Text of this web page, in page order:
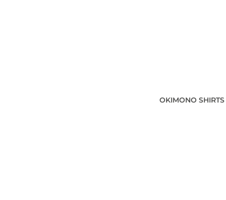
OKIMONO SHIRTS